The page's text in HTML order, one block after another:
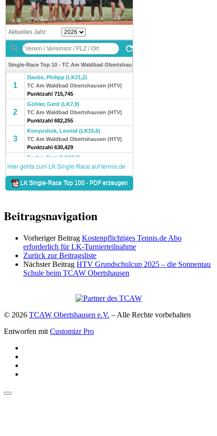
Beitragsnavigation
Vorheriger Beitrag Kostenpflichtiges Tennis.de Abo
erforderlich für LK-Turnierteilnahme
Zurück zur Beitragsliste
Nächster Beitrag HTV Grundschulcup 2025 – die Sonnentau
Schule beim TCAW Obertshausen
© 2026 TCAW Obertshausen e.V. – Alle Rechte vorbehalten
Entworfen mit Customizr Pro